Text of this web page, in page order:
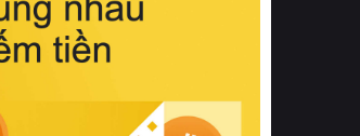
Bên cạnh đó, việc lựa chọn các dòng
sản phẩm đạt chuẩn chất lượng quốc
tế còn giúp ngăn ngừa tình trạng kích
khuẩn và nấm mốc trong điều kiện
thời tiết nóng ẩm. Bạn có thể tìm hiểu